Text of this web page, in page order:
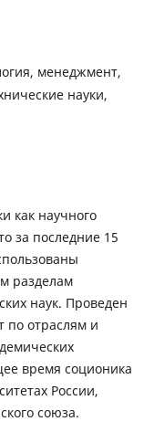
менеджмент,
науки,
как научного
за последние 15
разделам
наук. Проведен
по отраслям и
время соционика
России,
союза.